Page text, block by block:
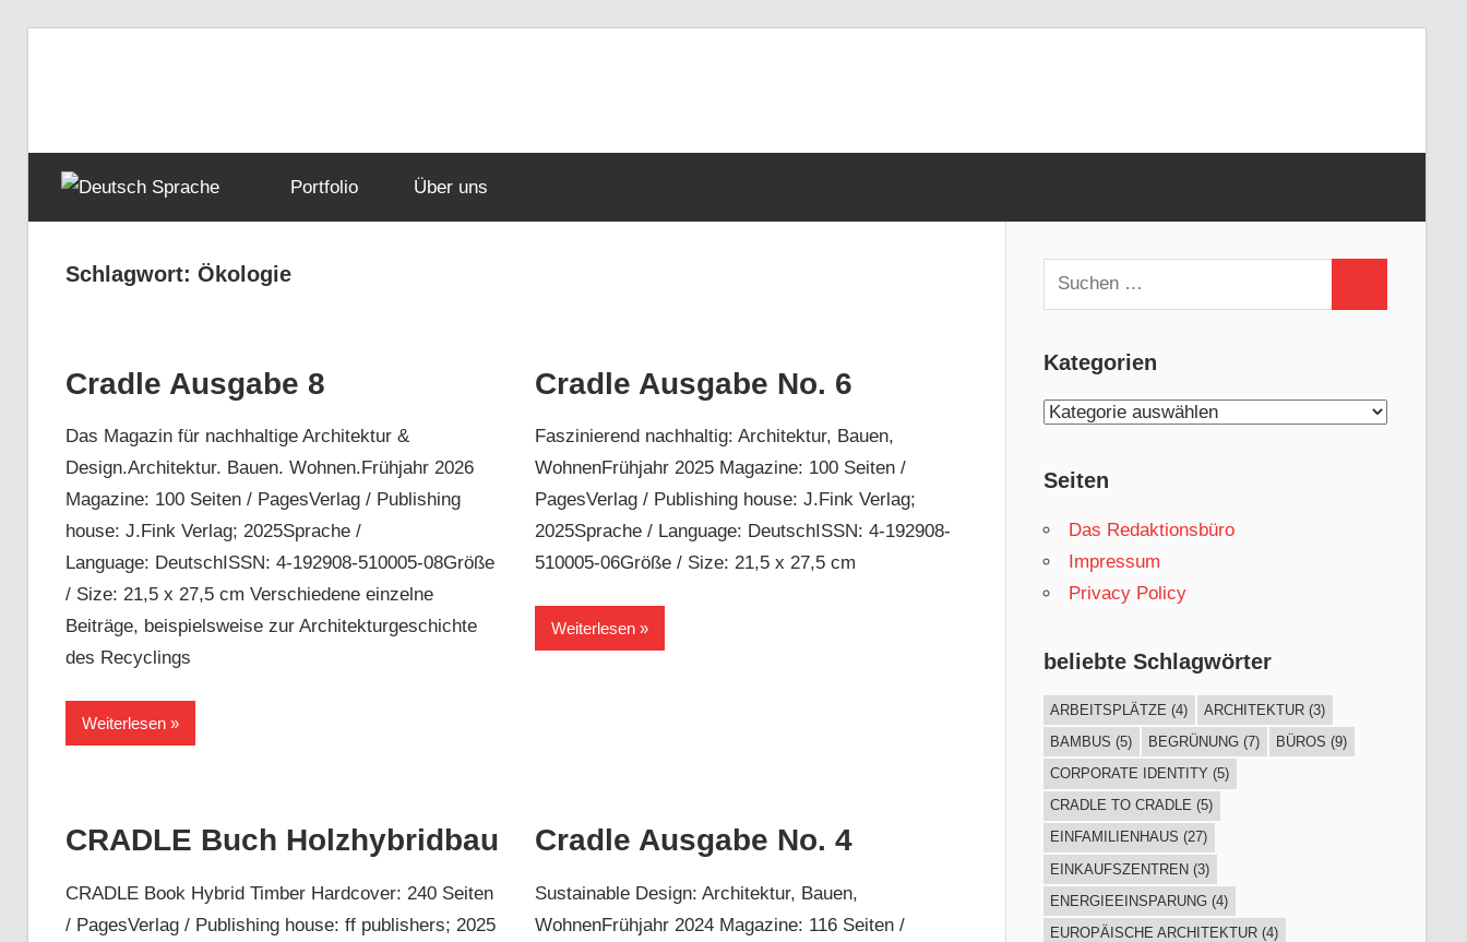
van
Uffelen
office
Sprache Portfolio Über uns
Schlagwort: Ökologie
Cradle Ausgabe 8
Das Magazin für nachhaltige Architektur &
Design.Architektur. Bauen. Wohnen.Frühjahr 2026
Magazine: 100 Seiten / PagesVerlag / Publishing
house: J.Fink Verlag; 2025Sprache /
Language: DeutschISSN: 4-192908-510005-08Größe
/ Size: 21,5 x 27,5 cm Verschiedene einzelne
Beiträge, beispielsweise zur Architekturgeschichte
des Recyclings
Weiterlesen
Cradle Ausgabe No. 6
Faszinierend nachhaltig: Architektur, Bauen,
WohnenFrühjahr 2025 Magazine: 100 Seiten /
PagesVerlag / Publishing house: J.Fink Verlag;
2025Sprache / Language: DeutschISSN: 4-192908-
510005-06Größe / Size: 21,5 x 27,5 cm
Weiterlesen
CRADLE Buch Holzhybridbau
CRADLE Book Hybrid Timber Hardcover: 240 Seiten
/ PagesVerlag / Publishing house: ff publishers; 2025
Cradle Ausgabe No. 4
Sustainable Design: Architektur, Bauen,
WohnenFrühjahr 2024 Magazine: 116 Seiten /
Suchen
nach:
Kategorien
Kategorien
Seiten
Das Redaktionsbüro
Impressum
Privacy Policy
beliebte Schlagwörter
ARBEITSPLÄTZE (4) ARCHITEKTUR (3)
BAMBUS (5) BEGRÜNUNG (7) BÜROS (9)
CORPORATE IDENTITY (5)
CRADLE TO CRADLE (5)
EINFAMILIENHAUS (27)
EINKAUFSZENTREN (3)
ENERGIEEINSPARUNG (4)
EUROPÄISCHE ARCHITEKTUR (4)